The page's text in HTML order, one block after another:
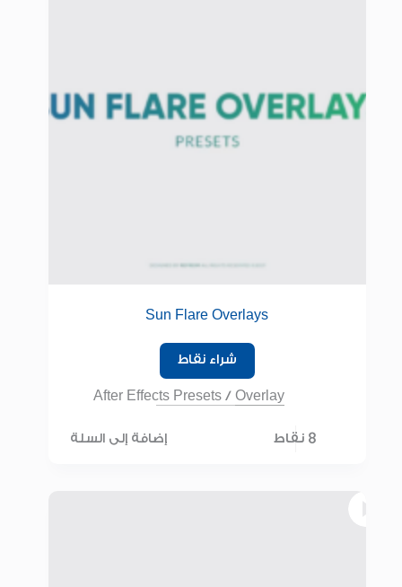
Sun Flare Overlays
شراء نقاط
After Effects Presets /Overlay
8 نقاط إضافة إلى السلة